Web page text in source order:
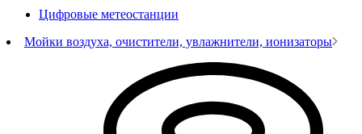
Цифровые метеостанции
Мойки воздуха, очистители, увлажнители, ионизаторы